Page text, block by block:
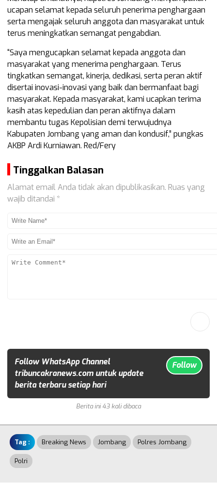
ucapan selamat kepada seluruh penerima penghargaan
serta mengajak seluruh anggota dan masyarakat untuk
terus meningkatkan semangat pengabdian.
“Saya mengucapkan selamat kepada anggota dan
masyarakat yang menerima penghargaan. Terus
tingkatkan semangat, kinerja, dedikasi, serta peran aktif
disertai inovasi-inovasi yang baik dan bermanfaat bagi
masyarakat. Kepada masyarakat, kami ucapkan terima
kasih atas kepedulian dan peran aktifnya dalam
membantu tugas Kepolisian demi terwujudnya
Kabupaten Jombang yang aman dan kondusif,” pungkas
AKBP Ardi Kurniawan. Red/Fery
Tinggalkan Balasan
Alamat email Anda tidak akan dipublikasikan. Ruas yang
wajib ditandai *
Follow WhatsApp Channel
tribuncakranews.com untuk update
berita terbaru setiap hari
Follow
Berita ini 43 kali dibaca
Tag : Breaking News Jombang Polres Jombang
Polri